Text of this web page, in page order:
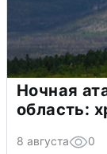
Ночная
область:
8 августа 0